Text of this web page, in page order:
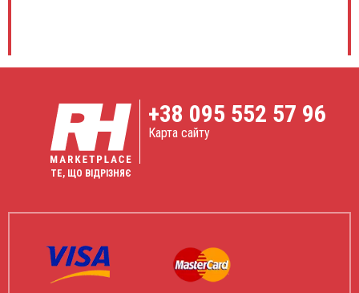
ТЕ, ЩО ВІДРІЗНЯЄ
+38 095 552 57 96
Карта сайту